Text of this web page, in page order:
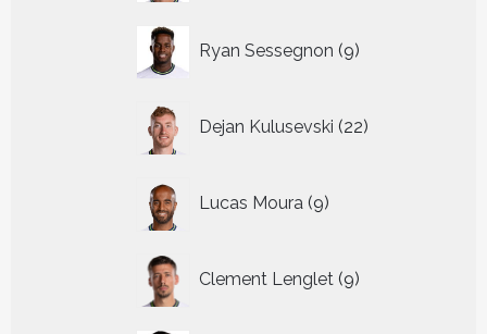
Ryan Sessegnon 9
producten
Dejan Kulusevski 22
producten
Lucas Moura 9
producten
Clement Lenglet 9
producten